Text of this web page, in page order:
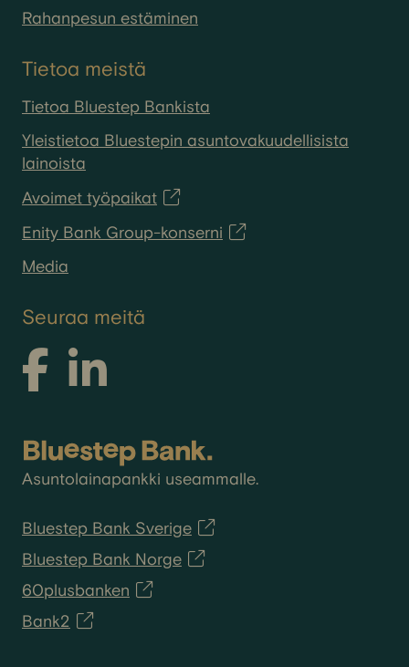
Asuntolainapankki useammalle.
Rahanpesun estäminen
Tietoa meistä
Tietoa Bluestep Bankista
Yleistietoa Bluestepin asuntovakuudellisista
lainoista
Avoimet työpaikat
Enity Bank Group-konserni
Media
Seuraa meitä
Bluestep Bank Sverige
Bluestep Bank Norge
60plusbanken
Bank2